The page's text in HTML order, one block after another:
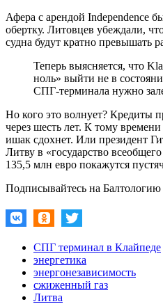
Афера с арендой Independence
обертку. Литовцев убеждали,
судна будут кратно превышать
Теперь выясняется, что
ноль» выйти не в
СПГ-терминала нужно
Но кого это волнует? Кредиты
через шесть лет. К тому
ишак сдохнет. Или президент
Литву в «государство
135,5 млн евро покажутся
Подписывайтесь на Балтологию
СПГ терминал в Клайпеде
энергетика
энергонезависимость
сжиженный газ
Литва